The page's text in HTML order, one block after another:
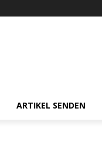
ARTIKEL SENDEN